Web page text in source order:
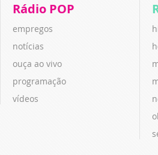
Rádio POP
empregos
notícias
ouça ao vivo
programação
vídeos